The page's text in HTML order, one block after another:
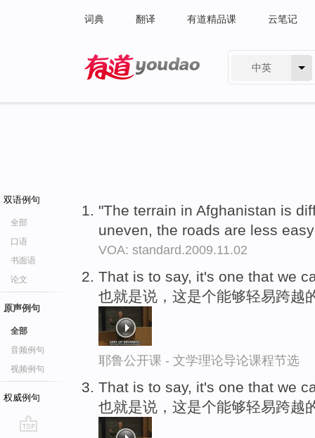
词典 翻译 有道精品课 云笔记
中英
双语例句
全部
口语
书面语
论文
原声例句
全部
音频例句
视频例句
权威例句
"The terrain in Afghanistan is
uneven, the roads are less
VOA: standard.2009.11.02
That is to say, it's one that we
也就是说，这是个能够轻易跨越
耶鲁公开课 - 文学理论导论课程节选
That is to say, it's one that we
也就是说，这是个能够轻易跨越